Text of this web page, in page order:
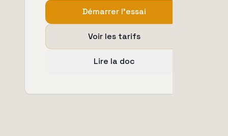
Démarrer l'essai
Voir les tarifs
Lire la doc